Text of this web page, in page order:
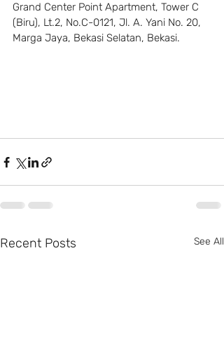
Grand Center Point Apartment, Tower C
(Biru), Lt.2, No.C-0121, Jl. A. Yani No. 20,
Marga Jaya, Bekasi Selatan, Bekasi.
Recent Posts See All